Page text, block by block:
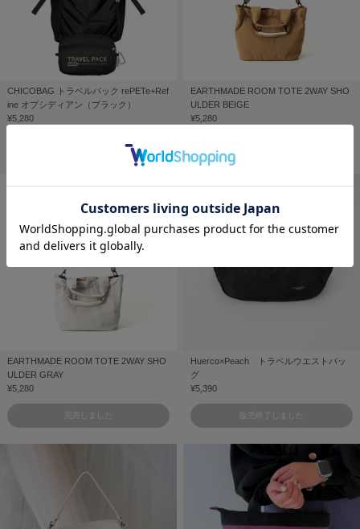
CHICOBAG トラベルパック rePETe+Ref
ine オプシディアン（ブラック）
¥5,280
EARTHMADE ROOM TOTE 2WAY SHO
ULDER BEIGE
¥5,280
EARTHMADE ROOM TOTE 2WAY SHO
ULDER GRAY
¥5,280
完売しました
Huerco×Peach トラベルウエストバッ
グ
¥5,390
販売終了しました